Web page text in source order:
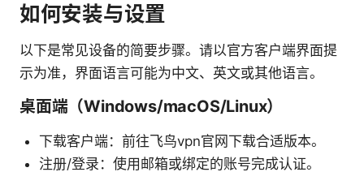
如何安装与设置
以下是常见设备的简要步骤。请以官方客户端界面提
示为准，界面语言可能为中文、英文或其他语言。
桌面端（Windows/macOS/Linux）
下载客户端：前往飞鸟vpn官网下载合适版本。
注册/登录：使用邮箱或绑定的账号完成认证。